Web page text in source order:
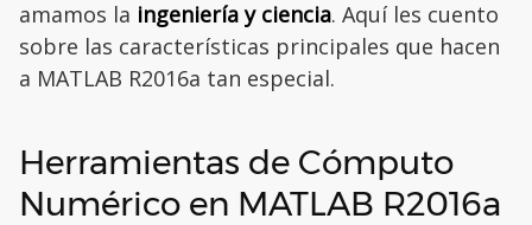
amamos la ingeniería y ciencia. Aquí les cuento
sobre las características principales que hacen
a MATLAB R2016a tan especial.
Herramientas de Cómputo
Numérico en MATLAB R2016a